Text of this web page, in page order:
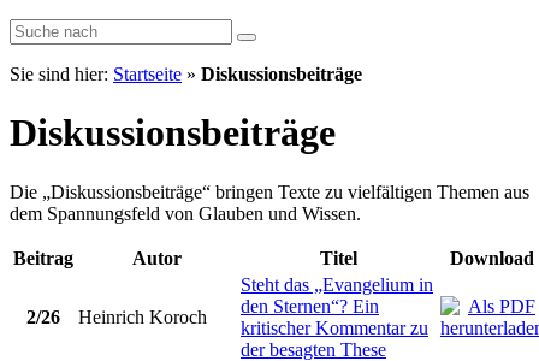
Sie sind hier: Startseite » Diskussionsbeiträge
Diskussionsbeiträge
Die „Diskussionsbeiträge“ bringen Texte zu vielfältigen Themen aus
dem Spannungsfeld von Glauben und Wissen.
Beitrag Autor Titel Download
2/26 Heinrich Koroch
Steht das „Evangelium in
den Sternen“? Ein
kritischer Kommentar zu
der besagten These